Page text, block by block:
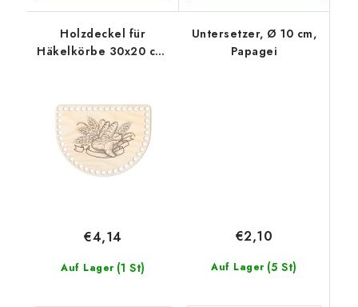
Holzdeckel für
Häkelkörbe 30x20 cm,
Auf Lager (1 St)
€4,14
Untersetzer, Ø 10 cm,
Papagei
Auf Lager (5 St)
€2,10